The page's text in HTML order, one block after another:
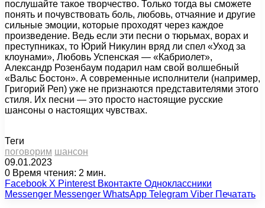
послушайте такое творчество. Только тогда вы сможете
понять и почувствовать боль, любовь, отчаяние и другие
сильные эмоции, которые проходят через каждое
произведение. Ведь если эти песни о тюрьмах, ворах и
преступниках, то Юрий Никулин вряд ли спел «Уход за
клоунами», Любовь Успенская — «Кабриолет»,
Александр Розенбаум подарил нам свой волшебный
«Вальс Бостон». А современные исполнители (например,
Григорий Реп) уже не признаются представителями этого
стиля. Их песни — это просто настоящие русские
шансоны о настоящих чувствах.
Теги
поговорим шансон
09.01.2023
0 Время чтения: 2 мин.
Facebook X Pinterest Вконтакте Одноклассники
Messenger Messenger WhatsApp Telegram Viber Печатать